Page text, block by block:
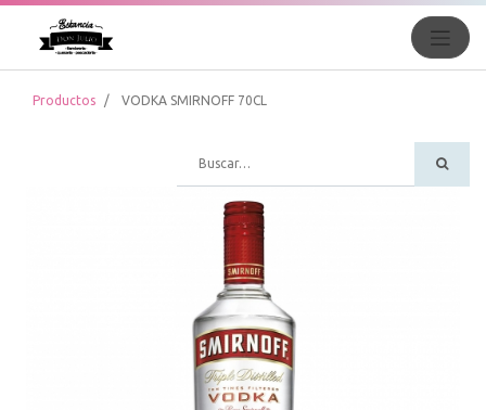
Productos VODKA SMIRNOFF 70CL